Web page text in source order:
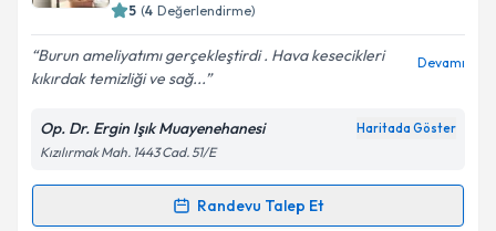
Kişisel verilerimin işlenmesine ilişkin
Aydınlatma
Metni'ni okudum ve kişisel verilerimin belirtilen
kapsamda işlenmesini kabul ediyorum.
5 (4 Değerlendirme)
Burun ameliyatımı gerçekleştirdi . Hava kesecikleri
kıkırdak temizliği ve sağ...
Devamı
Op. Dr. Ergin Işık Muayenehanesi Haritada Göster
Kızılırmak Mah. 1443 Cad. 51/E
Randevu Talep Et
Randevu Takvimi Talebi